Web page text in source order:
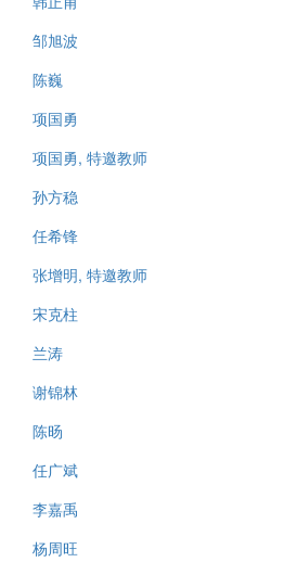
邹旭波
陈巍
项国勇
项国勇, 特邀教师
孙方稳
任希锋
张增明, 特邀教师
宋克柱
兰涛
谢锦林
陈旸
任广斌
李嘉禹
杨周旺